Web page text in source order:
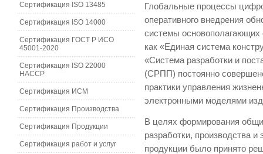
Глобальные процессы
оперативного внедрения
системы основополагающих
как «Единая система
«Система разработки и
(СРПП) постоянно
практики управления
электронными моделями
В целях формирования
разработки, производства
продукции было принято
Сертификация ISO 13485
Сертификация ISO 14000
Сертификация ГОСТ Р ИСО
45001-2020
Сертификация ISO 22000
HACCP
Сертификация ИСМ
Сертификация Производства
Сертификация Продукции
Сертификация работ и услуг